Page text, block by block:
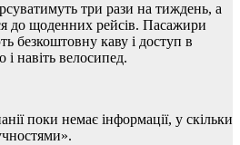
три рази на тиждень, а
до щоденних рейсів. Пасажири
безкоштовну каву і доступ в
і навіть велосипед.
поки немає інформації, у скільки